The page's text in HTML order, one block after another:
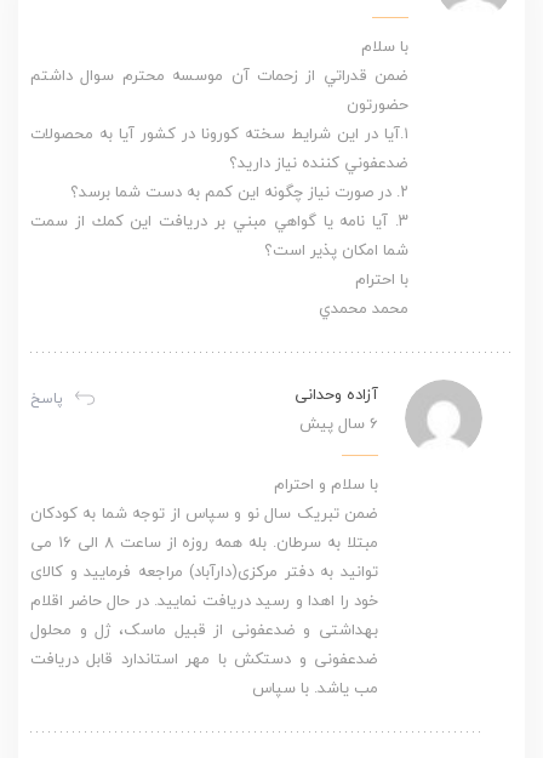
با سلام
ضمن قدراتي از زحمات آن موسسه محترم سوال داشتم
حضورتون
١.آيا در اين شرايط سخته كورونا در كشور آيا به محصولات
ضدعفوني كننده نياز داريد؟
٢. در صورت نياز چگونه اين كمم به دست شما برسد؟
٣. آيا نامه يا گواهي مبني بر دريافت اين كمك از سمت
شما امكان پذير است؟
با احترام
محمد محمدي
پاسخ
آزاده وحدانی
6 سال پیش
با سلام و احترام
ضمن تبریک سال نو و سپاس از توجه شما به کودکان
مبتلا به سرطان. بله همه روزه از ساعت ۸ الی ۱۶ می
توانید به دفتر مرکزی(دارآباد) مراجعه فرمایید و کالای
خود را اهدا و رسید دریافت نمایید. در حال حاضر اقلام
بهداشتی و ضدعفونی از قبیل ماسک، ژل و محلول
ضدعفونی و دستکش با مهر استاندارد قابل دریافت
مب یاشد. با سپاس